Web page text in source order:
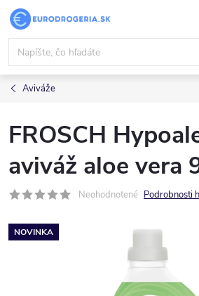
Prejsť
obsah
Aviváže
FROSCH
aviváž aloe vera
Neohodnotené Podrobnosti
NOVINKA